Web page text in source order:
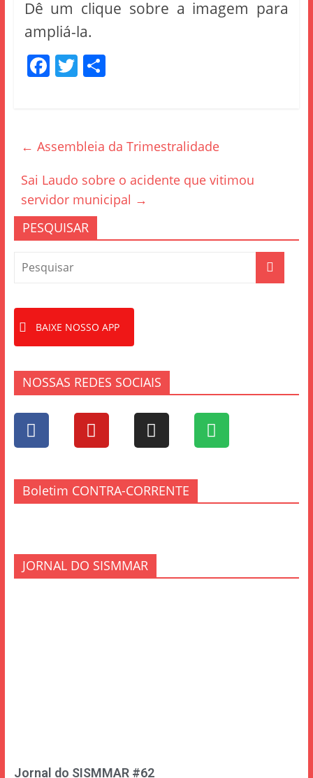
Dê um clique sobre a imagem para
ampliá-la.
F
b
o
o
k
T S
← Assembleia da Trimestralidade
Sai Laudo sobre o acidente que vitimou
servidor municipal →
PESQUISAR
BAIXE NOSSO APP
NOSSAS REDES SOCIAIS
Boletim CONTRA-CORRENTE
JORNAL DO SISMMAR
Jornal do SISMMAR #62